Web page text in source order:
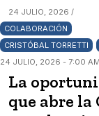
24 JULIO, 2026 /
COLABORACIÓN
CRISTÓBAL TORRETTI
24 JULIO, 2026 - 7:00 AM
La
que abre la